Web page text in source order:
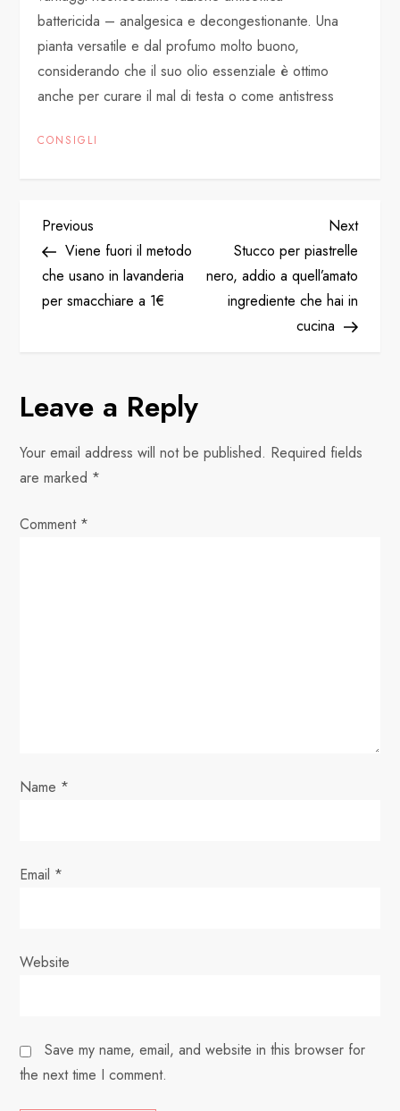
battericida – analgesica e decongestionante. Una
pianta versatile e dal profumo molto buono,
considerando che il suo olio essenziale è ottimo
anche per curare il mal di testa o come antistress
CONSIGLI
P
o
s
n
a
v
i
n
Previous
Post
Previous
Viene fuori il metodo
che usano in lavanderia
per smacchiare a 1€
Next
Post
Next
Stucco per piastrelle
nero, addio a quell’amato
ingrediente che hai in
cucina
Leave a Reply
Your email address will not be published. Required fields
are marked *
Comment *
Name *
Email *
Website
Save my name, email, and website in this browser for
the next time I comment.